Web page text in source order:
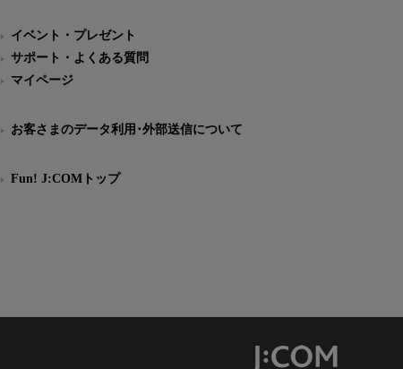
イベント・プレゼント
サポート・よくある質問
マイページ
お客さまのデータ利用･外部送信について
Fun! J:COMトップ